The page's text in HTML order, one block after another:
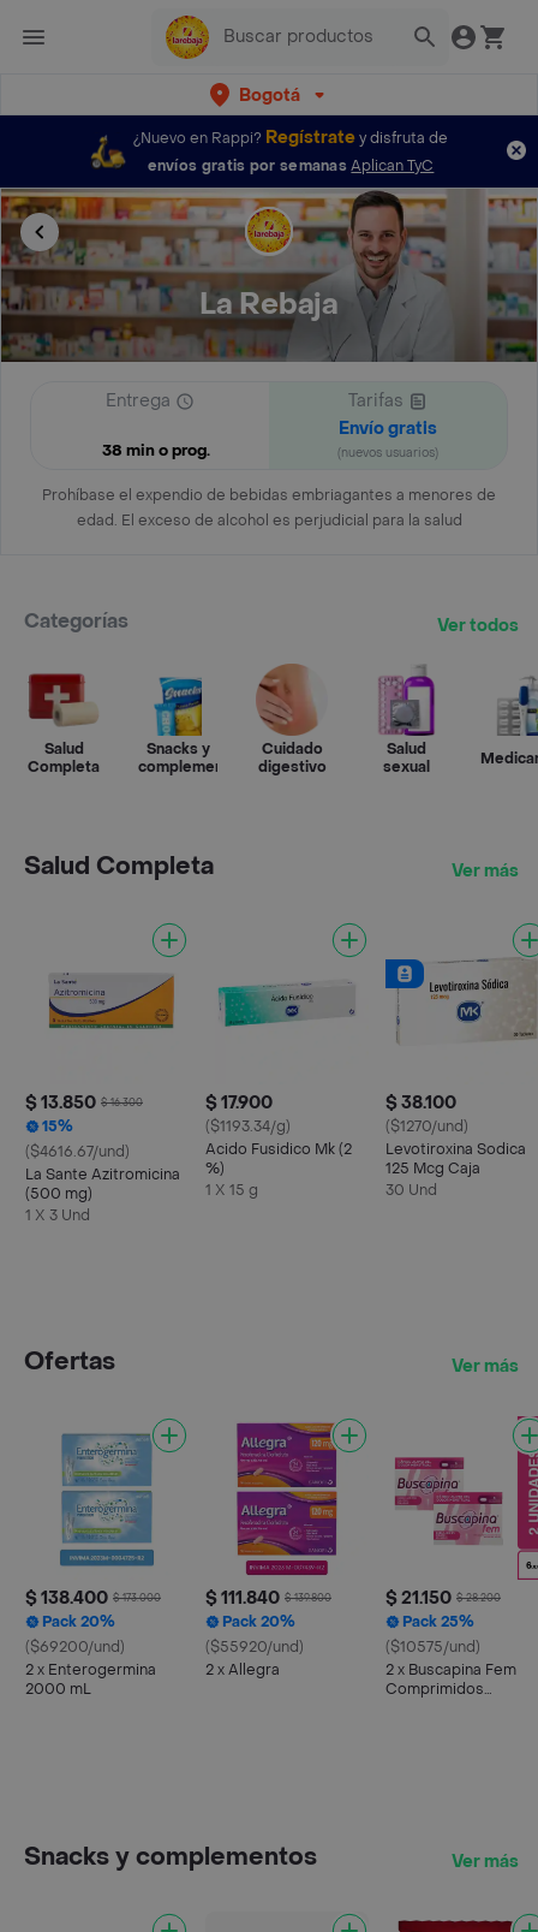
Bogotá
¿Nuevo en Rappi? Regístratey disfruta de
envíos gratis por semanas Aplican TyC
La Rebaja
Entrega
38 min o prog.
Tarifas
Envío gratis
(nuevos usuarios)
Prohíbase el expendio de bebidas embriagantes a menores de
edad. El exceso de alcohol es perjudicial para la salud
Categorías Ver todos
Salud
Completa
Snacks y
complementos
Cuidado
digestivo
Salud
sexual
Salud Completa Ver más
$ 13.850 $ 16.300
15%
($4616.67/und)
La Sante Azitromicina
(500 mg)
1 X 3 Und
$ 17.900
($1193.34/g)
Acido Fusidico Mk (2
%)
1 X 15 g
$ 38.100
($1270/und)
Levotiroxina Sodica
125 Mcg Caja
30 Und
Ofertas Ver más
$ 138.400 $ 173.000
Pack 20%
($69200/und)
2 x Enterogermina
2000 mL
$ 111.840 $ 139.800
Pack 20%
($55920/und)
2 x Allegra
$ 21.150 $ 28.200
Pack 25%
($10575/und)
2 x Buscapina Fem
Comprimidos
Snacks y complementos Ver más